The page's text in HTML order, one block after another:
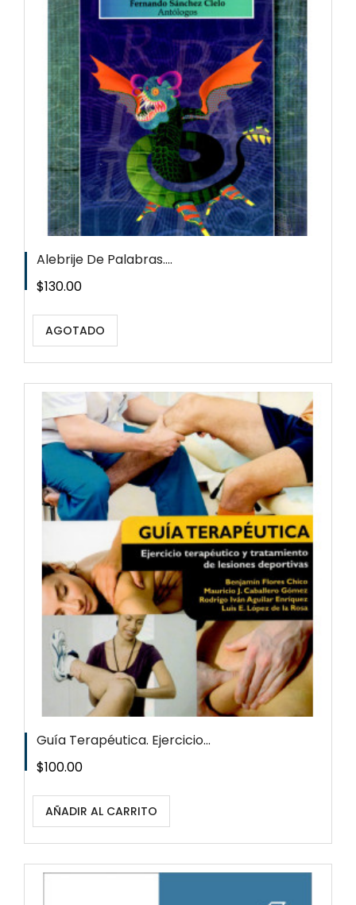
Alebrije De Palabras....
Precio
$130.00
AGOTADO
Guía Terapéutica. Ejercicio...
Precio
$100.00
AÑADIR AL CARRITO